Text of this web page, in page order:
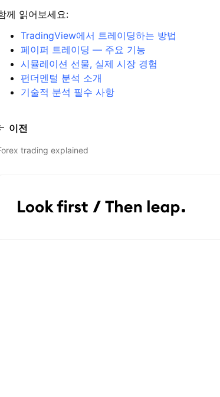
께 읽어보세요:
TradingView에서 트레이딩하는 방법
페이퍼 트레이딩 — 주요 기능
시뮬레이션 선물, 실제 시장 경험
펀더멘털 분석 소개
기술적 분석 필수 사항
이전
trading explained